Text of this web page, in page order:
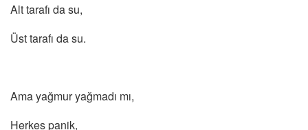
Alt tarafı da su,
Üst tarafı da su.
Ama yağmur yağmadı mı,
Herkes panik,